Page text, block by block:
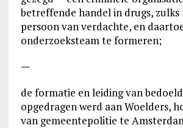
betreffende handel in drugs, zulks
persoon van verdachte, en
onderzoeksteam te formeren;
—
de formatie en leiding van
opgedragen werd aan Woelders,
van gemeentepolitie te